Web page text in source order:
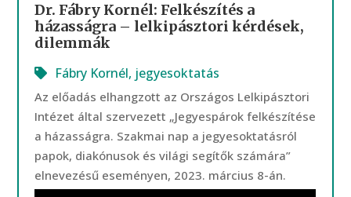
Dr. Fábry Kornél: Felkészítés a
házasságra – lelkipásztori kérdések,
dilemmák
Fábry Kornél, jegyesoktatás
Az előadás elhangzott az Országos Lelkipásztori
Intézet által szervezett „Jegyespárok felkészítése
a házasságra. Szakmai nap a jegyesoktatásról
papok, diakónusok és világi segítők számára”
elnevezésű eseményen, 2023. március 8-án.